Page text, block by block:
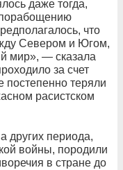
даже тогда,
порабощению
что
Севером и Югом,
мир», — сказала
за счет
постепенно теряли
расистском
других периода,
войны, породили
в стране до